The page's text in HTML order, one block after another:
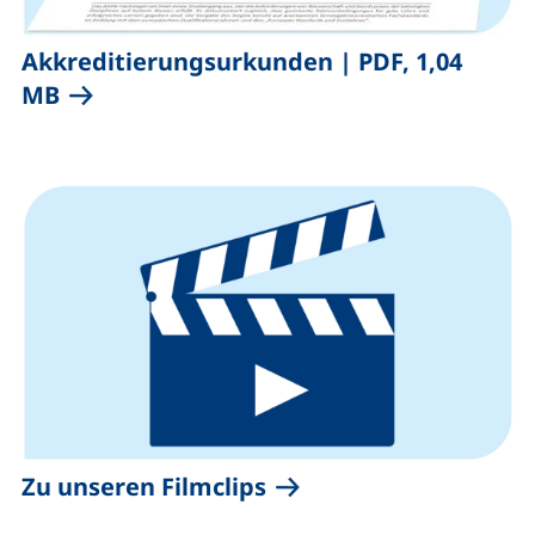
Akkreditierungsurkunden | PDF, 1,04
MB(öffnet neues Fenster), (nicht
Zu unseren Filmclips